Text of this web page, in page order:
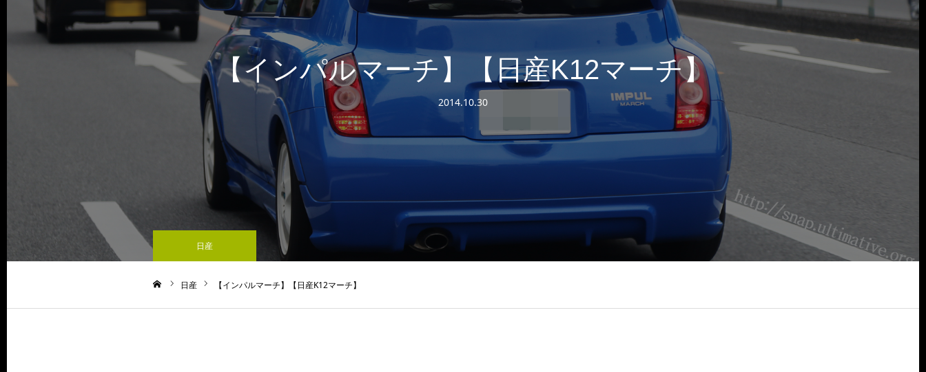
【インパルマーチ】【日産K12マーチ】
2014.10.30
日産
日産 【インパルマーチ】【日産K12マーチ】